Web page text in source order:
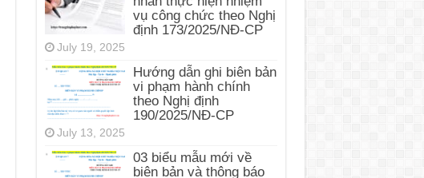
vụ công chức theo Nghị
định 173/2025/NĐ-CP
July 19, 2025
Hướng dẫn ghi biên bản
vi phạm hành chính
theo Nghị định
190/2025/NĐ-CP
July 13, 2025
03 biểu mẫu mới về
biên bản và thông báo